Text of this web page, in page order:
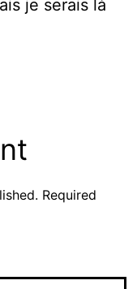
je serais là
Required